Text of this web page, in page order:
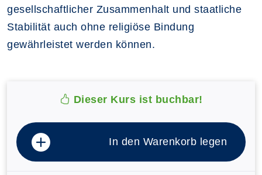
gesellschaftlicher Zusammenhalt und staatliche
Stabilität auch ohne religiöse Bindung
gewährleistet werden können.
Dieser Kurs ist buchbar!
In den Warenkorb legen